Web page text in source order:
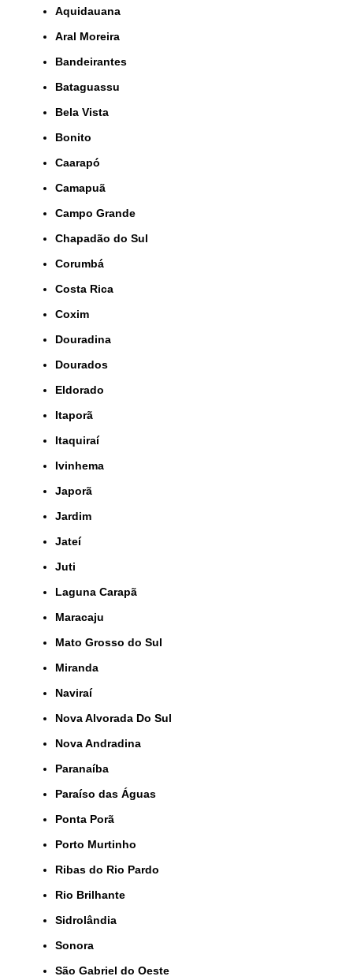
Aquidauana
Aral Moreira
Bandeirantes
Bataguassu
Bela Vista
Bonito
Caarapó
Camapuã
Campo Grande
Chapadão do Sul
Corumbá
Costa Rica
Coxim
Douradina
Dourados
Eldorado
Itaporã
Itaquiraí
Ivinhema
Japorã
Jardim
Jateí
Juti
Laguna Carapã
Maracaju
Mato Grosso do Sul
Miranda
Naviraí
Nova Alvorada Do Sul
Nova Andradina
Paranaíba
Paraíso das Águas
Ponta Porã
Porto Murtinho
Ribas do Rio Pardo
Rio Brilhante
Sidrolândia
Sonora
São Gabriel do Oeste